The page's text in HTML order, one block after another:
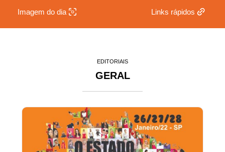
Imagem do dia Links rápidos
EDITORIAIS
GERAL